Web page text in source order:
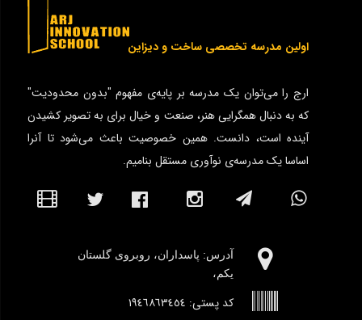
اولین مدرسه تخصصی ساخت و دیزاین
ارج را می‌توان یک مدرسه بر پایه‌ی مفهوم "بدون محدودیت"
که به دنبال همگرایی هنر، صنعت و خیال برای به تصویر کشیدن
آینده است، دانست. همین خصوصیت باعث می‌شود تا آنرا
اساسا یک مدرسه‌ی نوآوری مستقل بنامیم.
آدرس:‌ پاسداران، روبروی گلستان
یکم،
کد پستی: ١٩٤٦٨٦٣٤٥٤